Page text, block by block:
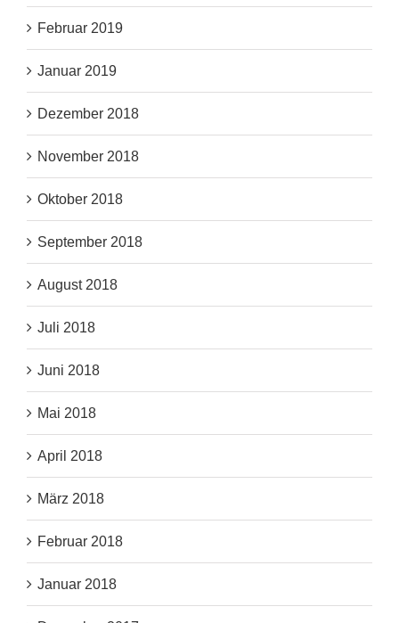
Februar 2019
Januar 2019
Dezember 2018
November 2018
Oktober 2018
September 2018
August 2018
Juli 2018
Juni 2018
Mai 2018
April 2018
März 2018
Februar 2018
Januar 2018